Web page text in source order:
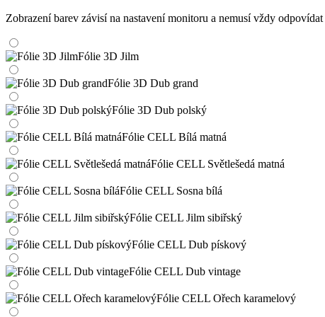
Zobrazení barev závisí na nastavení monitoru a nemusí vždy
Fólie 3D Jilm
Fólie 3D Dub grand
Fólie 3D Dub polský
Fólie CELL Bílá matná
Fólie CELL Světlešedá matná
Fólie CELL Sosna bílá
Fólie CELL Jilm sibiřský
Fólie CELL Dub pískový
Fólie CELL Dub vintage
Fólie CELL Ořech karamelový